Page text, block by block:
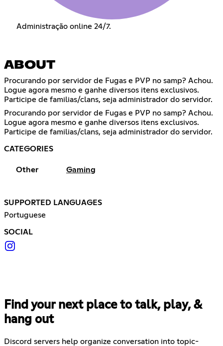
Administração online 24/7.
ABOUT
Procurando por servidor de Fugas e PVP no samp? Achou.
Logue agora mesmo e ganhe diversos itens exclusivos.
Participe de familias/clans, seja administrador do servidor.
Procurando por servidor de Fugas e PVP no samp? Achou.
Logue agora mesmo e ganhe diversos itens exclusivos.
Participe de familias/clans, seja administrador do servidor.
CATEGORIES
Other Gaming
SUPPORTED LANGUAGES
Portuguese
SOCIAL
Find your next place to talk, play, &
hang out
Discord servers help organize conversation into topic-